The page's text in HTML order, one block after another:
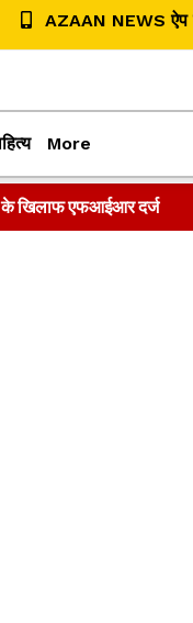
AZAAN NEWS ऐप
More
के खिलाफ एफआईआर दर्ज